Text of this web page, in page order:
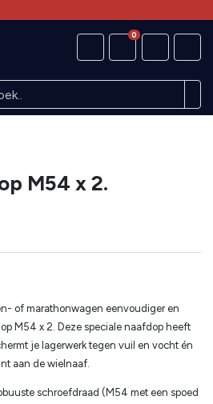
0
M54 x 2.
of marathonwagen eenvoudiger en
M54 x 2. Deze speciale naafdop heeft
je lagerwerk tegen vuil en vocht én
aan de wielnaaf.
schroefdraad (M54 met een spoed